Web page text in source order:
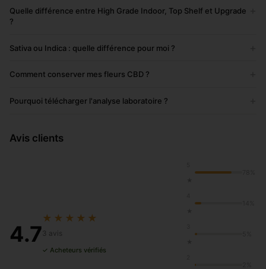
Quelle différence entre High Grade Indoor, Top Shelf et Upgrade
?
Sativa ou Indica : quelle différence pour moi ?
Comment conserver mes fleurs CBD ?
Pourquoi télécharger l'analyse laboratoire ?
Avis clients
4.7
★★★★★
3 avis
✓ Acheteurs vérifiés